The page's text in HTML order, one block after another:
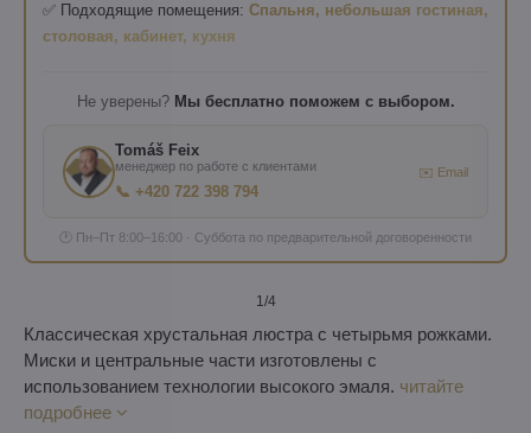
✅ Подходящие помещения: Спальня, небольшая гостиная,
столовая, кабинет, кухня
Не уверены? Мы бесплатно поможем с выбором.
Tomáš Feix
менеджер по работе с клиентами
📞 +420 722 398 794
✉️ Email
🕐 Пн–Пт 8:00–16:00 · Суббота по предварительной договоренности
1/4
Классическая хрустальная люстра с четырьмя рожками.
Миски и центральные части изготовлены с
использованием технологии высокого эмаля. читайте
подробнее